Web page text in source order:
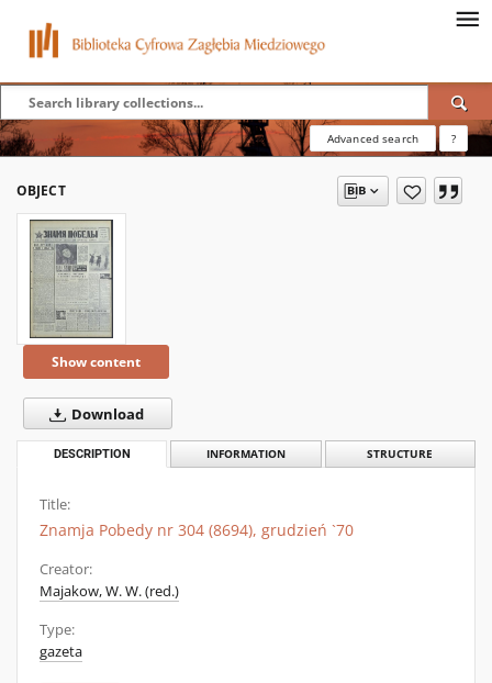
Advanced search ?
OBJECT
Show content
Download
DESCRIPTION INFORMATION STRUCTURE
Title:
Znamja Pobedy nr 304 (8694), grudzień `70
Creator:
Majakow, W. W. (red.)
Type:
gazeta